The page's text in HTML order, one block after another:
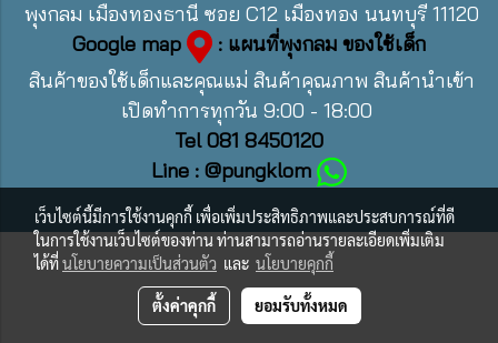
พุงกลม เมืองทองธานี ซอย C12 เมืองทอง นนทบุรี 11120
Google map
: แผนที่พุงกลม ของใช้เด็ก
สินค้าของใช้เด็กและคุณแม่ สินค้าคุณภาพ สินค้านำเข้า
เปิดทำการทุกวัน 9:00 - 18:00
Tel 081 8450120
Line : @pungklom
เว็บไซต์นี้มีการใช้งานคุกกี้ เพื่อเพิ่มประสิทธิภาพและประสบการณ์ที่ดี
ในการใช้งานเว็บไซต์ของท่าน ท่านสามารถอ่านรายละเอียดเพิ่มเติม
ได้ที่นโยบายความเป็นส่วนตัว และ นโยบายคุกกี้
ตั้งค่าคุกกี้ ยอมรับทั้งหมด